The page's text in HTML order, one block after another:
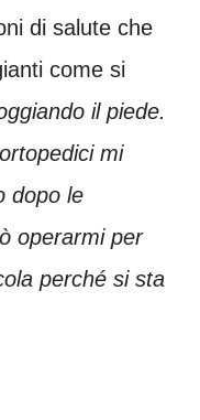
di salute che
come si
il piede.
mi
dopo le
operarmi per
perché si sta